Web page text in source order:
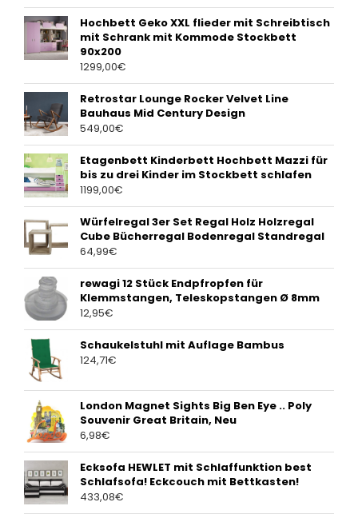
Hochbett Geko XXL flieder mit Schreibtisch
mit Schrank mit Kommode Stockbett
90x200
1299,00€
Retrostar Lounge Rocker Velvet Line
Bauhaus Mid Century Design
549,00€
Etagenbett Kinderbett Hochbett Mazzi für
bis zu drei Kinder im Stockbett schlafen
1199,00€
Würfelregal 3er Set Regal Holz Holzregal
Cube Bücherregal Bodenregal Standregal
64,99€
rewagi 12 Stück Endpfropfen für
Klemmstangen, Teleskopstangen Ø 8mm
12,95€
Schaukelstuhl mit Auflage Bambus
124,71€
London Magnet Sights Big Ben Eye .. Poly
Souvenir Great Britain, Neu
6,98€
Ecksofa HEWLET mit Schlaffunktion best
Schlafsofa! Eckcouch mit Bettkasten!
433,08€